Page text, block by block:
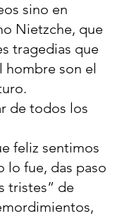
sino en
Nietzche, que
tragedias que
hombre son el
de todos los
feliz sentimos
lo fue, das paso
tristes” de